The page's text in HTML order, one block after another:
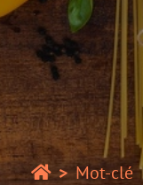
Mot-clé